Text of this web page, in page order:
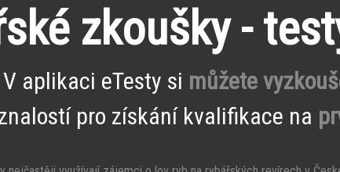
zkoušky -
V aplikaci eTesty si můžete
pro získání kvalifikace na